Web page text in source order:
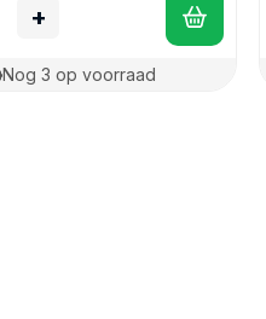
+
Nog 3 op voorraad